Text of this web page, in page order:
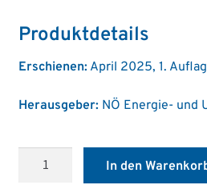
Produktdetails
Erschienen:April 2025, 1.
Herausgeber:NÖ Energie- und
In den